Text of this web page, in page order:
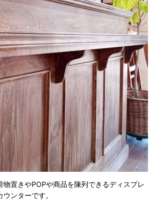
物置きやPOPや商品を陳列できるディスプレ
ンターです。